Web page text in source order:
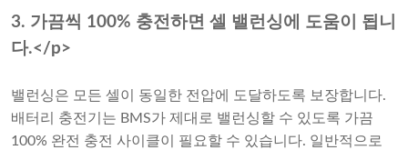
3. 가끔씩 100% 충전하면 셀 밸런싱에 도움이 됩니
다.</p>
밸런싱은 모든 셀이 동일한 전압에 도달하도록 보장합니다.
배터리 충전기는 BMS가 제대로 밸런싱할 수 있도록 가끔
100% 완전 충전 사이클이 필요할 수 있습니다. 일반적으로